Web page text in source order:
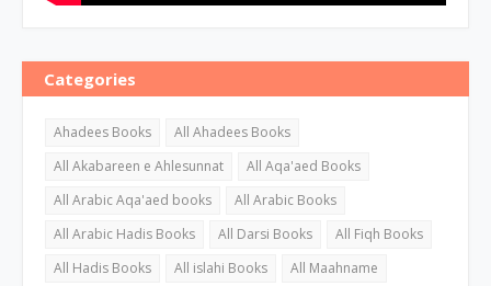
Categories
Ahadees Books
All Ahadees Books
All Akabareen e Ahlesunnat
All Aqa'aed Books
All Arabic Aqa'aed books
All Arabic Books
All Arabic Hadis Books
All Darsi Books
All Fiqh Books
All Hadis Books
All islahi Books
All Maahname